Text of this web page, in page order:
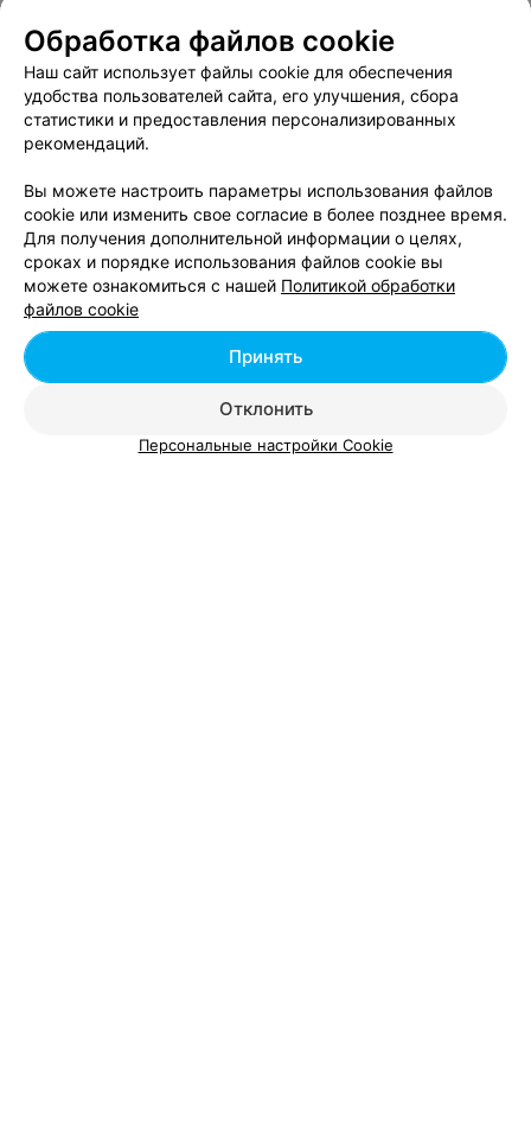
Цветная стрелка в Гомеле
Подарочные сертификаты в тату-салон в Гомеле
Прокол хряща уха - цена в Гомеле
Пирсинг хряща
от 17 руб.
Пирсинг хряща ушной раковины/козелка
Обработка файлов cookie
Наш сайт использует файлы cookie для обеспечения
удобства пользователей сайта, его улучшения, сбора
статистики и предоставления персонализированных
рекомендаций.
Вы можете настроить параметры использования файлов
cookie или изменить свое согласие в более позднее время.
Для получения дополнительной информации о целях,
сроках и порядке использования файлов cookie вы
можете ознакомиться с нашей Политикой обработки
файлов cookie
Отклонить
Принять
Персональные настройки Cookie